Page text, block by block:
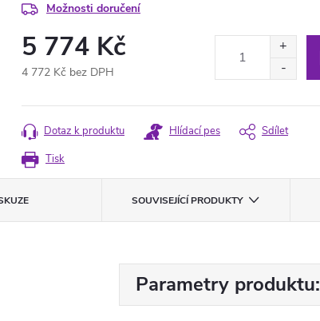
Možnosti doručení
5 774 Kč
4 772 Kč bez DPH
cena:
Tisk
Dotaz k produktu Hlídací pes Sdílet
SOUVISEJÍCÍ PRODUKTY
Parametry produktu: